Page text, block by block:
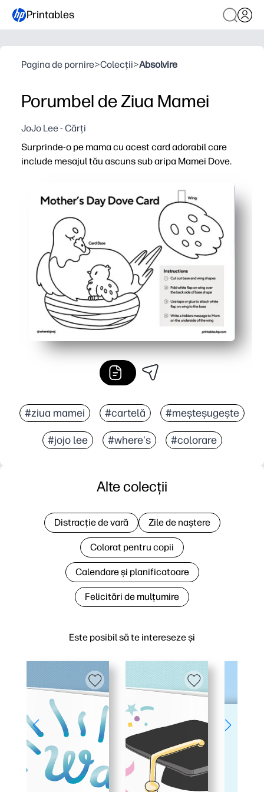
Printables
Pagina de pornire>Colecții>Absolvire
Porumbel de Ziua Mamei
JoJo Lee - Cărți
Surprinde-o pe mama cu acest card adorabil care
include mesajul tău ascuns sub aripa Mamei Dove.
Print-and-go - adăugați creioane sau markere, apoi
Surpriză interactivă - copiii pun o notă secretă sub
Dezvoltarea abilităților - acceptă practica
Suvenire prietenoasă cu bugetul - designul alb-
#ziua mamei #cartelă #meșteșugește
#jojo lee #where's #colorare
Este posibil să te intereseze și
Alte colecții
Distracție de vară Zile de naștere
Colorat pentru copii
Calendare și planificatoare
Felicitări de mulțumire